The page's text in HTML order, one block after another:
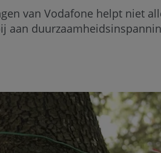
van Vodafone helpt niet
aan